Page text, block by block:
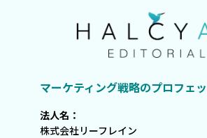
マーケティング戦略のプロフェ
法人名：
株式会社リーフレイン